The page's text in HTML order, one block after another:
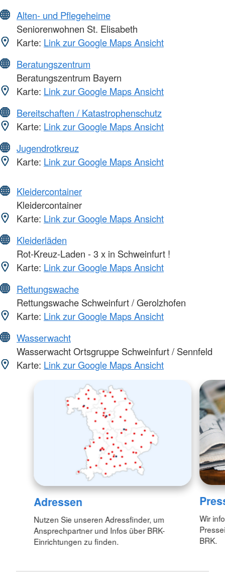
Alten- und Pflegeheime
Seniorenwohnen St. Elisabeth
Karte: Link zur Google Maps Ansicht
Beratungszentrum
Beratungszentrum Bayern
Karte: Link zur Google Maps Ansicht
Bereitschaften / Katastrophenschutz
Karte: Link zur Google Maps Ansicht
Jugendrotkreuz
Karte: Link zur Google Maps Ansicht
Kleidercontainer
Kleidercontainer
Karte: Link zur Google Maps Ansicht
Kleiderläden
Rot-Kreuz-Laden - 3 x in Schweinfurt !
Karte: Link zur Google Maps Ansicht
Rettungswache
Rettungswache Schweinfurt / Gerolzhofen
Karte: Link zur Google Maps Ansicht
Wasserwacht
Wasserwacht Ortsgruppe Schweinfurt / Sennfeld
Karte: Link zur Google Maps Ansicht
Adressen
Nutzen Sie unseren Adressfinder, um
Ansprechpartner und Infos über BRK-
Einrichtungen zu finden.
Wir
BRK.